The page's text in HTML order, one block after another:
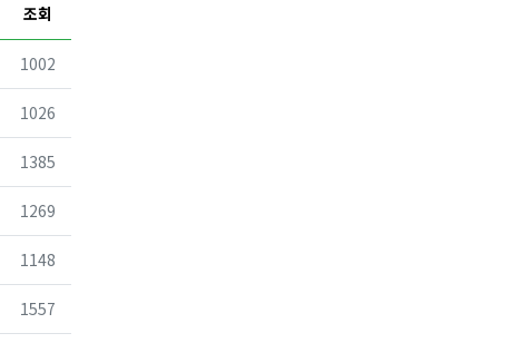
조회
조회
1002
조회
1026
조회
1385
조회
1269
조회
1148
조회
1557